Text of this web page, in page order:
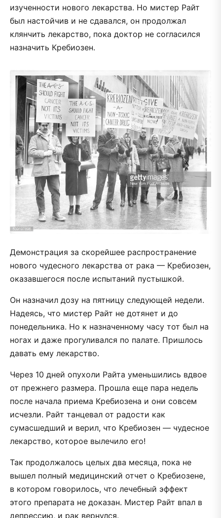
изученности нового лекарства. Но мистер Райт
был настойчив и не сдавался, он продолжал
клянчить лекарство, пока доктор не согласился
назначить Кребиозен.
Демонстрация за скорейшее распространение
нового чудесного лекарства от рака — Кребиозен,
оказавшегося после испытаний пустышкой.
Он назначил дозу на пятницу следующей недели.
Надеясь, что мистер Райт не дотянет и до
понедельника. Но к назначенному часу тот был на
ногах и даже прогуливался по палате. Пришлось
давать ему лекарство.
Через 10 дней опухоли Райта уменьшились вдвое
от прежнего размера. Прошла еще пара недель
после начала приема Кребиозена и они совсем
исчезли. Райт танцевал от радости как
сумасшедший и верил, что Кребиозен — чудесное
лекарство, которое вылечило его!
Так продолжалось целых два месяца, пока не
вышел полный медицинский отчет о Кребиозене,
в котором говорилось, что лечебный эффект
этого препарата не доказан. Мистер Райт впал в
депрессию, и рак вернулся.